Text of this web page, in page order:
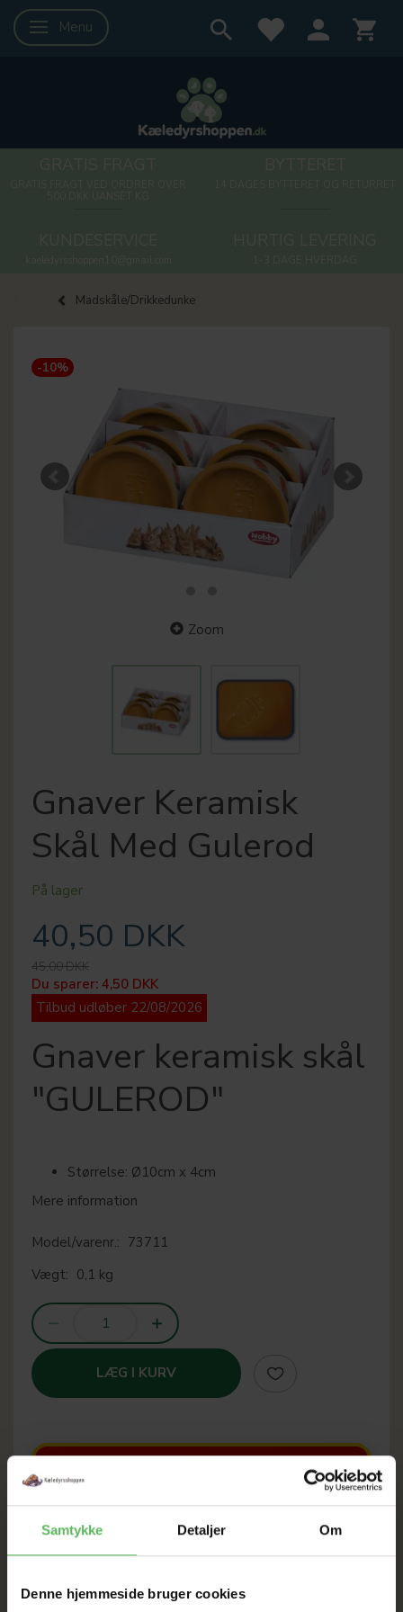
Samtykke Detaljer Om
Denne hjemmeside bruger cookies
Skifte navigation
Menu
Madskåle/Drikkedunke
-10%
Zoom
Gnaver Keramisk
Skål Med Gulerod
På lager
40,50 DKK
45,00 DKK
Du sparer: 4,50 DKK
Tilbud udløber 22/08/2026
Gnaver keramisk skål
"GULEROD"
Størrelse: Ø10cm x 4cm
Mere information
Model/varenr.: 73711
Vægt: 0,1 kg
LÆG I KURV
SOMMER
UDSALG
TIL D. 22 AUGUST